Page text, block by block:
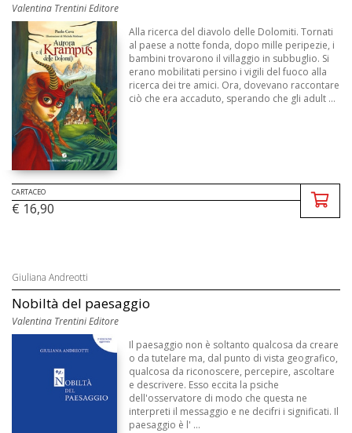
Valentina Trentini Editore
Alla ricerca del diavolo delle Dolomiti. Tornati
al paese a notte fonda, dopo mille peripezie, i
bambini trovarono il villaggio in subbuglio. Si
erano mobilitati persino i vigili del fuoco alla
ricerca dei tre amici. Ora, dovevano raccontare
ciò che era accaduto, sperando che gli adult ...
CARTACEO
€ 16,90
Giuliana Andreotti
Nobiltà del paesaggio
Valentina Trentini Editore
Il paesaggio non è soltanto qualcosa da creare
o da tutelare ma, dal punto di vista geografico,
qualcosa da riconoscere, percepire, ascoltare
e descrivere. Esso eccita la psiche
dell'osservatore di modo che questa ne
interpreti il messaggio e ne decifri i significati. Il
paesaggio è l' ...